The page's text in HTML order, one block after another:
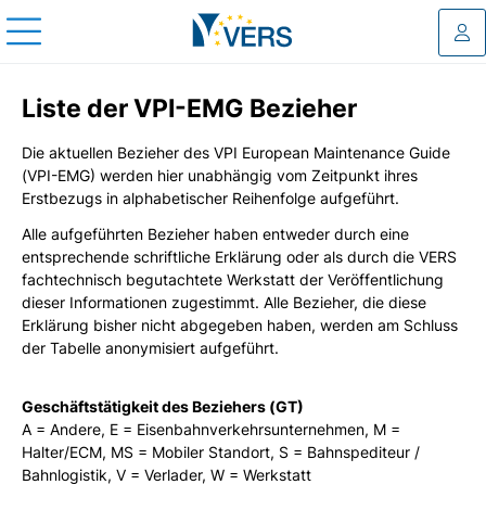
Liste der VPI-EMG Bezieher
Die aktuellen Bezieher des VPI European Maintenance Guide
(VPI-EMG) werden hier unabhängig vom Zeitpunkt ihres
Erstbezugs in alphabetischer Reihenfolge aufgeführt.
Alle aufgeführten Bezieher haben entweder durch eine
entsprechende schriftliche Erklärung oder als durch die VERS
fachtechnisch begutachtete Werkstatt der Veröffentlichung
dieser Informationen zugestimmt. Alle Bezieher, die diese
Erklärung bisher nicht abgegeben haben, werden am Schluss
der Tabelle anonymisiert aufgeführt.
Geschäftstätigkeit des Beziehers (GT)
A = Andere, E = Eisenbahnverkehrsunternehmen, M =
Halter/ECM, MS = Mobiler Standort, S = Bahnspediteur /
Bahnlogistik, V = Verlader, W = Werkstatt